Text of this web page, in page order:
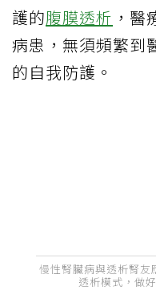
護的腹膜透析 ，
病患，無須頻繁到
的自我防護。
慢性腎臟病與透析腎友
透析模式，做